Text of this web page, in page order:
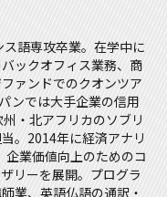
語専攻卒業。在学中に
ックオフィス業務、商
ァンドでのクオンツア
ンでは大手企業の信用
・北アフリカのソブリ
。2014年に経済アナリ
業価値向上のためのコ
リーを展開。プログラ
業、英語仏語の通訳・